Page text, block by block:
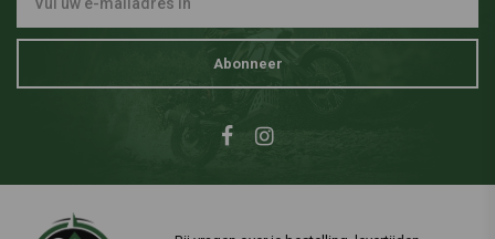
Abonneer